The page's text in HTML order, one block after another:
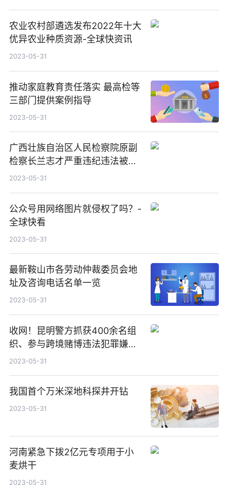
农业农村部遴选发布2022年十大
优异农业种质资源-全球快资讯
2023-05-31
推动家庭教育责任落实 最高检等
三部门提供案例指导
2023-05-31
广西壮族自治区人民检察院原副
检察长兰志才严重违纪违法被开
除党籍和公职 焦点关注
2023-05-31
公众号用网络图片就侵权了吗？-
全球快看
2023-05-31
最新鞍山市各劳动仲裁委员会地
址及咨询电话名单一览
2023-05-31
收网！昆明警方抓获400余名组
织、参与跨境赌博违法犯罪嫌疑
人
2023-05-31
我国首个万米深地科探井开钻
2023-05-31
河南紧急下拨2亿元专项用于小
麦烘干
2023-05-31